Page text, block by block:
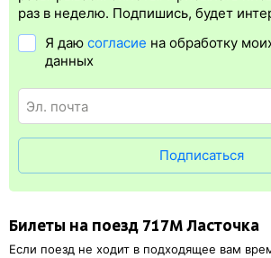
упрощает жизнь пассажиру. Её
Электронная регистрация доступна почти
исключение составляют поезда
личности, указанный в электронном жд
отсутствия электронной регистрации еще и
посадочного купона.
раз в неделю. Подпишись, будет
Я даю согласие на обработку
данных
Подписаться
Билеты на поезд 717М Ласточка
Если поезд не ходит в подходящее вам